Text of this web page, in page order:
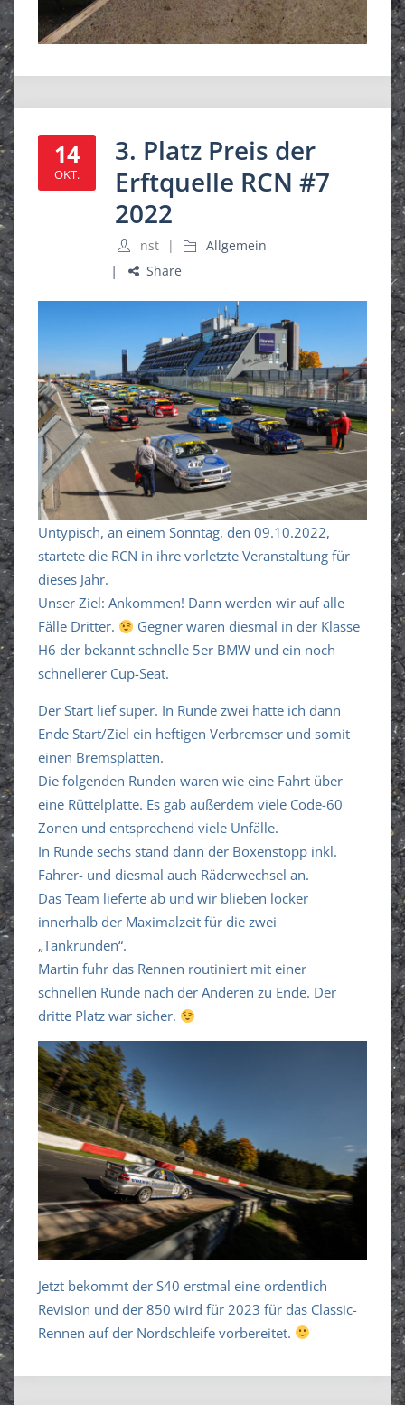
14
OKT.
3. Platz Preis der
Erftquelle RCN #7
2022
nst
Allgemein
Share
Untypisch, an einem Sonntag, den 09.10.2022,
startete die RCN in ihre vorletzte Veranstaltung für
dieses Jahr.
Unser Ziel: Ankommen! Dann werden wir auf alle
Fälle Dritter.
Gegner waren diesmal in der Klasse
H6 der bekannt schnelle 5er BMW und ein noch
schnellerer Cup-Seat.
Der Start lief super. In Runde zwei hatte ich dann
Ende Start/Ziel ein heftigen Verbremser und somit
einen Bremsplatten.
Die folgenden Runden waren wie eine Fahrt über
eine Rüttelplatte. Es gab außerdem viele Code-60
Zonen und entsprechend viele Unfälle.
In Runde sechs stand dann der Boxenstopp inkl.
Fahrer- und diesmal auch Räderwechsel an.
Das Team lieferte ab und wir blieben locker
innerhalb der Maximalzeit für die zwei
„Tankrunden“.
Martin fuhr das Rennen routiniert mit einer
schnellen Runde nach der Anderen zu Ende. Der
dritte Platz war sicher.
Jetzt bekommt der S40 erstmal eine ordentlich
Revision und der 850 wird für 2023 für das Classic-
Rennen auf der Nordschleife vorbereitet.